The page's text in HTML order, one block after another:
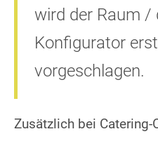
wird der Raum /
Konfigurator
vorgeschlagen.
Zusätzlich bei Catering-